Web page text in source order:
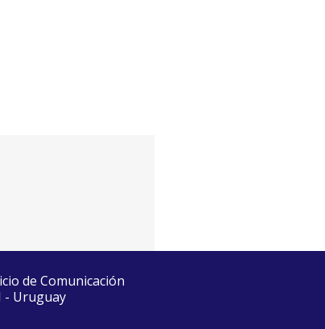
de Comunicación
- Uruguay